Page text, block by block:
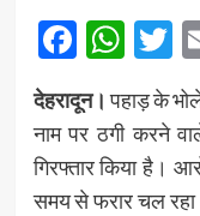
देहरादून। पहाड़ के
नाम पर ठगी करने
गिरफ्तार किया है।
समय से फरार चल रहा